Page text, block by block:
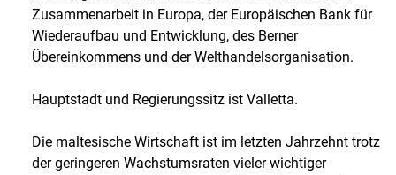
Zusammenarbeit in Europa, der Europäischen Bank für
Wiederaufbau und Entwicklung, des Berner
Übereinkommens und der Welthandelsorganisation.
Hauptstadt und Regierungssitz ist Valletta.
Die maltesische Wirtschaft ist im letzten Jahrzehnt trotz
der geringeren Wachstumsraten vieler wichtiger